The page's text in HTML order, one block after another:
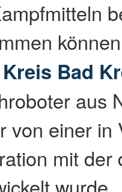
Bad
aus
von einer in
mit der